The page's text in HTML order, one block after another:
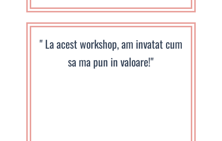
" La acest workshop, am invatat cum
sa ma pun in valoare!"